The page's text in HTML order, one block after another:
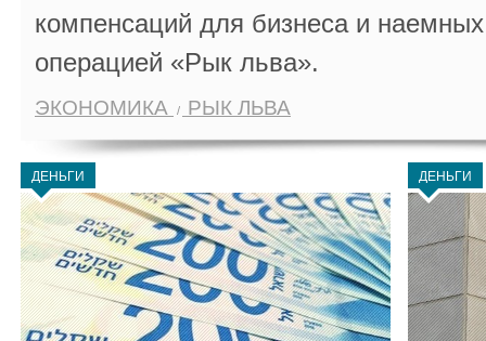
компенсаций для бизнеса и
операцией «Рык льва».
ЭКОНОМИКА РЫК ЛЬВА
ДЕНЬГИ ДЕНЬГИ